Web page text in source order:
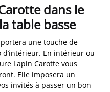
dans le
table basse
une touche de
En intérieur ou
Lapin Carotte vous
Elle imposera un
invités à passer un bon